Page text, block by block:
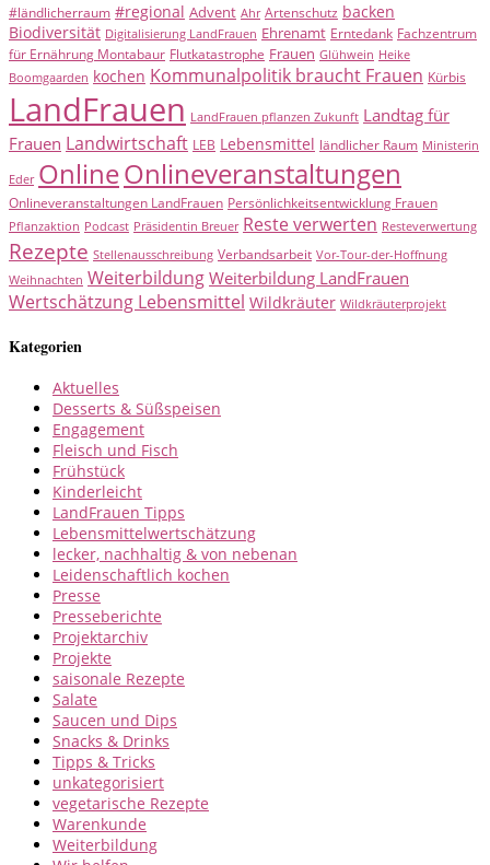
#ländlicherraum #regional Advent Ahr Artenschutz backen
Biodiversität Digitalisierung LandFrauen Ehrenamt Erntedank Fachzentrum
für Ernährung Montabaur Flutkatastrophe Frauen Glühwein Heike
Boomgaarden kochen Kommunalpolitik braucht Frauen Kürbis
LandFrauen LandFrauen pflanzen Zukunft Landtag für
Frauen Landwirtschaft LEB Lebensmittel ländlicher Raum Ministerin
Eder OnlineOnlineveranstaltungen
Onlineveranstaltungen LandFrauen Persönlichkeitsentwicklung Frauen
Pflanzaktion Podcast Präsidentin Breuer Reste verwerten Resteverwertung
Rezepte Stellenausschreibung Verbandsarbeit Vor-Tour-der-Hoffnung
Weihnachten Weiterbildung Weiterbildung LandFrauen
Wertschätzung Lebensmittel Wildkräuter Wildkräuterprojekt
Kategorien
Aktuelles
Desserts & Süßspeisen
Engagement
Fleisch und Fisch
Frühstück
Kinderleicht
LandFrauen Tipps
Lebensmittelwertschätzung
lecker, nachhaltig & von nebenan
Leidenschaftlich kochen
Presse
Presseberichte
Projektarchiv
Projekte
saisonale Rezepte
Salate
Saucen und Dips
Snacks & Drinks
Tipps & Tricks
unkategorisiert
vegetarische Rezepte
Warenkunde
Weiterbildung